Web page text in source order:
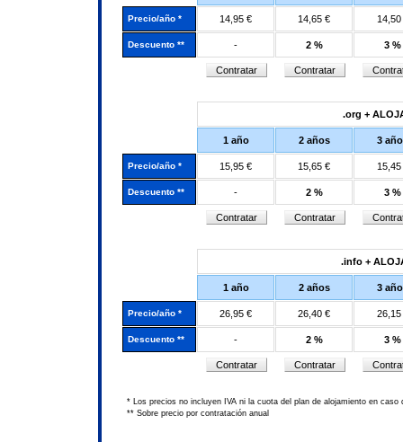
Precio/año * 14,95 € 14,65 € 14,50
Descuento ** - 2 % 3 %
.org +
1 año 2 años 3
Precio/año * 15,95 € 15,65 € 15,45
Descuento ** - 2 % 3 %
.info +
1 año 2 años 3
Precio/año * 26,95 € 26,40 € 26,15
Descuento ** - 2 % 3 %
* Los precios no incluyen IVA ni la cuota del plan de alojamiento en caso
** Sobre precio por contratación anual